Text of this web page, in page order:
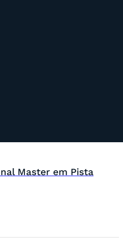
Master em Pista